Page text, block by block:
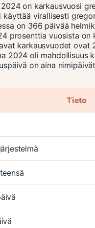
on karkausvuosi
käyttää virallisesti
on 366 päivää
prosenttia vuosista on
karkausvuodet ovat
2024 oli mahdollisuus
on aina
Tieto